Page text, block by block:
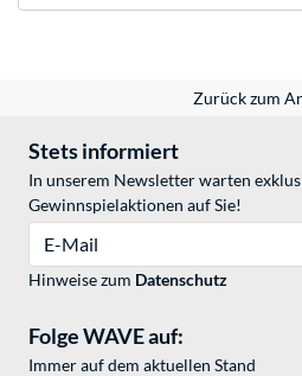
Zurück zum
Stets informiert
In unserem Newsletter warten
Gewinnspielaktionen auf Sie!
Hinweise zum Datenschutz
Folge WAVE auf:
Immer auf dem aktuellen Stand